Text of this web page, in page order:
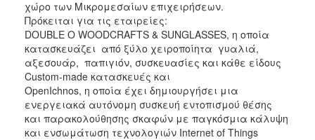
χώρο των Μικρομεσαίων επιχειρήσεων.
Πρόκειται για τις εταιρείες:
DOUBLE O WOODCRAFTS & SUNGLASSES, η οποία
κατασκευάζει από ξύλο χειροποίητα γυαλιά,
αξεσουάρ, παπιγιόν, συσκευασίες και κάθε είδους
Custom-made κατασκευές και
OpenIchnos, η οποία έχει δημιουργήσει μια
ενεργειακά αυτόνομη συσκευή εντοπισμού θέσης
και παρακολούθησης σκαφών με παγκόσμια κάλυψη
και ενσωμάτωση τεχνολογιών Internet of Things